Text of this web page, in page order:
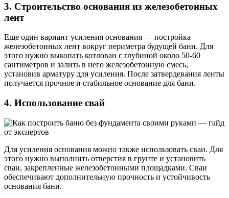
3. Строительство основания из железобетонных
лент
Еще один вариант усиления основания — постройка
железобетонных лент вокруг периметра будущей бани. Для
этого нужно выкопать котлован с глубиной около 50-60
сантиметров и залить в него железобетонную смесь,
установив арматуру для усиления. После затвердевания ленты
получается прочное и стабильное основание для бани.
4. Использование свай
Для усиления основания можно также использовать сваи. Для
этого нужно выполнить отверстия в грунте и установить
сваи, закрепленные железобетонными площадками. Сваи
обеспечивают дополнительную прочность и устойчивость
основания бани.